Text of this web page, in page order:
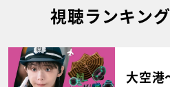
視聴ランキング
大空港